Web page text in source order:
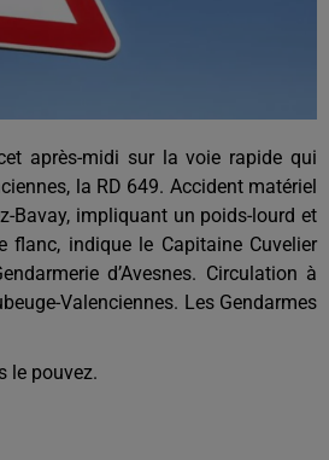
après-midi sur la voie rapide qui
la RD 649. Accident matériel
Bavay, impliquant un poids-lourd et
flanc, indique le Capitaine Cuvelier
d’Avesnes. Circulation à
Valenciennes. Les Gendarmes
le pouvez.